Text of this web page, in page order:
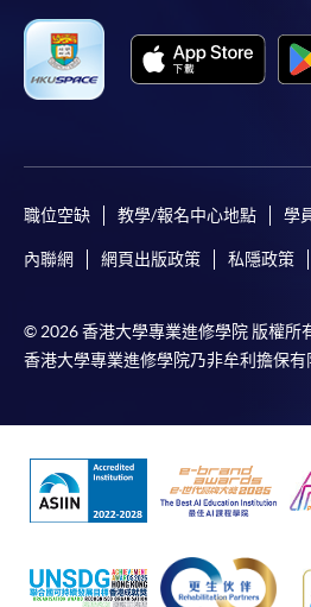
職位空缺 教學/報名中心地點 學
內聯網 網頁出版政策 私隱政策
© 2026 香港大學專業進修學院 版權所
香港大學專業進修學院乃非牟利擔保有